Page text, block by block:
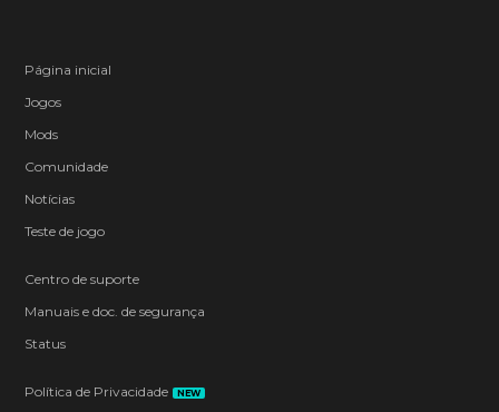
Página inicial
Jogos
Mods
Comunidade
Notícias
Teste de jogo
Centro de suporte
Manuais e doc. de segurança
Status
Política de Privacidade NEW